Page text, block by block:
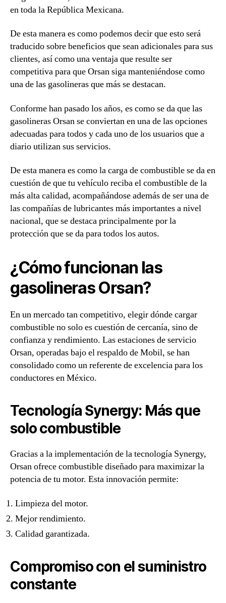
en toda la República Mexicana.
De esta manera es como podemos decir que esto será
traducido sobre beneficios que sean adicionales para sus
clientes, así como una ventaja que resulte ser
competitiva para que Orsan siga manteniéndose como
una de las gasolineras que más se destacan.
Conforme han pasado los años, es como se da que las
gasolineras Orsan se conviertan en una de las opciones
adecuadas para todos y cada uno de los usuarios que a
diario utilizan sus servicios.
De esta manera es como la carga de combustible se da en
cuestión de que tu vehículo reciba el combustible de la
más alta calidad, acompañándose además de ser una de
las compañías de lubricantes más importantes a nivel
nacional, que se destaca principalmente por la
protección que se da para todos los autos.
¿Cómo funcionan las
gasolineras Orsan?
En un mercado tan competitivo, elegir dónde cargar
combustible no solo es cuestión de cercanía, sino de
confianza y rendimiento. Las estaciones de servicio
Orsan, operadas bajo el respaldo de Mobil, se han
consolidado como un referente de excelencia para los
conductores en México.
Tecnología Synergy: Más que
solo combustible
Gracias a la implementación de la tecnología Synergy,
Orsan ofrece combustible diseñado para maximizar la
potencia de tu motor. Esta innovación permite:
Limpieza del motor.
Mejor rendimiento.
Calidad garantizada.
Compromiso con el suministro
constante